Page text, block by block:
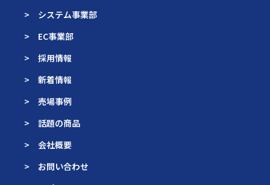
> システム事業部
> EC事業部
> 採用情報
> 新着情報
> 売場事例
> 話題の商品
> 会社概要
> お問い合わせ